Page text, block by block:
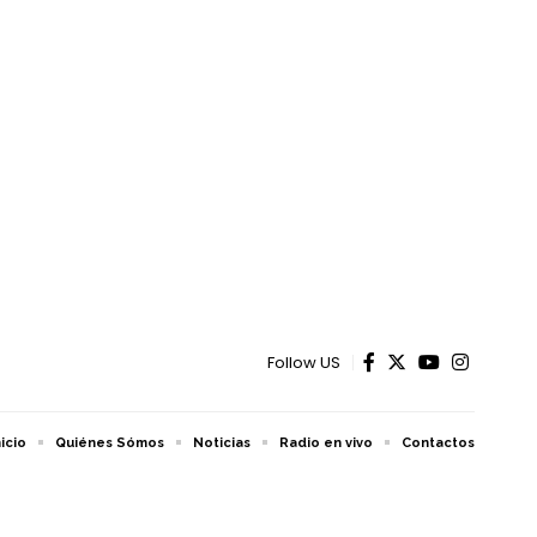
Follow US
Quiénes Sómos Noticias Radio en vivo Contactos